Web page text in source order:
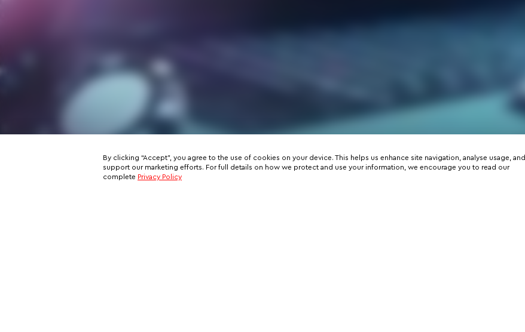
By clicking “Accept”, you agree to the use of cookies on your device. This helps us enhance site navigation, analyse usage, and
support our marketing efforts. For full details on how we protect and use your information, we encourage you to read our
complete Privacy Policy